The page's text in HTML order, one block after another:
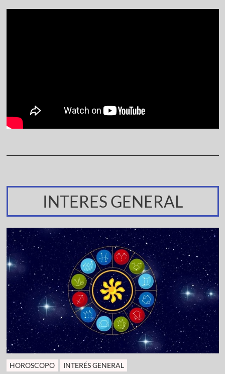
INTERES GENERAL
HOROSCOPO INTERÉS GENERAL